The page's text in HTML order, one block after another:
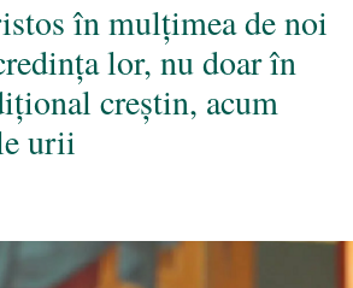
în mulțimea de noi
lor, nu doar în
creștin, acum
urii